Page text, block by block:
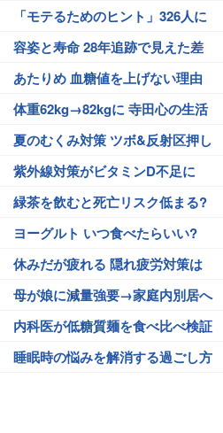
「モテるためのヒント」326人に
容姿と寿命 28年追跡で見えた差
あたりめ 血糖値を上げない理由
体重62kg→82kgに 寺田心の生活
夏のむくみ対策 ツボ&反射区押し
紫外線対策がビタミンD不足に
緑茶を飲むと死亡リスク低まる?
ヨーグルト いつ食べたらいい?
休みだが疲れる 隠れ疲労対策は
母が娘に減量強要→家庭内別居へ
内科医が低糖質麺を食べ比べ検証
睡眠時の悩みを解消する過ごし方